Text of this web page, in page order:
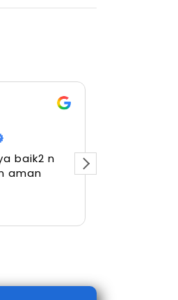
baik2 n
aman